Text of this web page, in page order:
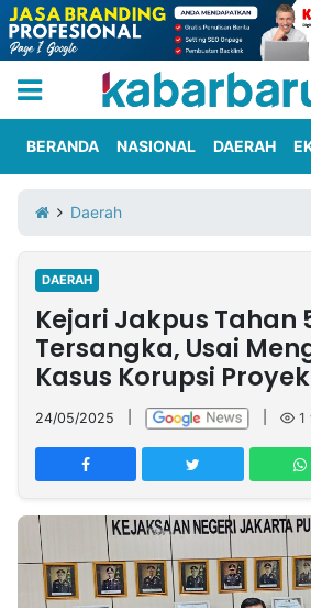
Iklan
Berita
Kami
Nasional
International
Olahraga
Entertainment
Daerah
Pariwisata
Kuliner
Kolom
Network
PT
TREETAN
INDONESIA
Partner
BERANDA NASIONAL DAERAH
Daerah
DAERAH
Kejari Jakpus Tahan
Tersangka, Usai
Kasus Korupsi Proyek
24/05/2025 1